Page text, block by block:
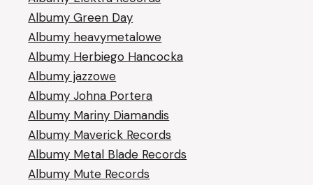
Albumy Green Day
Albumy heavymetalowe
Albumy Herbiego Hancocka
Albumy jazzowe
Albumy Johna Portera
Albumy Mariny Diamandis
Albumy Maverick Records
Albumy Metal Blade Records
Albumy Mute Records